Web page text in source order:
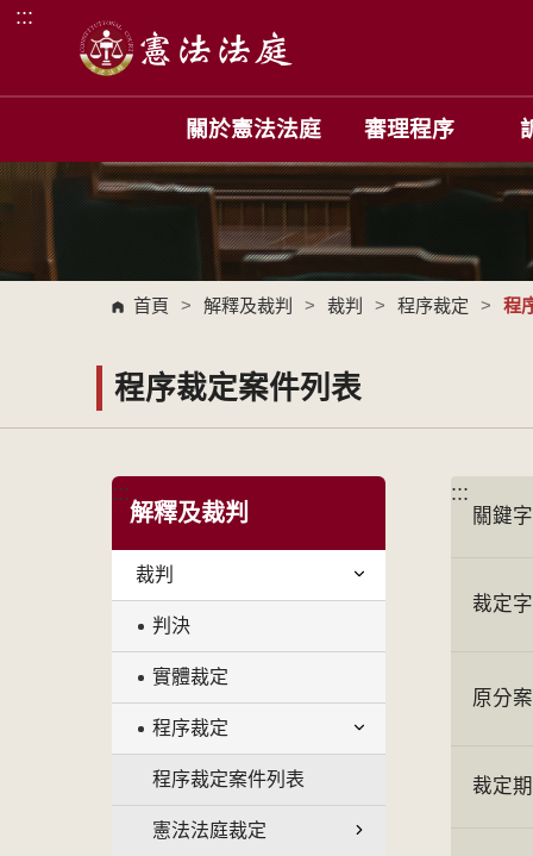
跳到主要內容區塊
:::
關於憲法法庭 審理程序
首頁 > 解釋及裁判 > 裁判 > 程序裁定 > 程
程序裁定案件列表
:::
解釋及裁判
裁判
判決
實體裁定
程序裁定
程序裁定案件列表
憲法法庭裁定
:::
關鍵
裁定
原分
裁定